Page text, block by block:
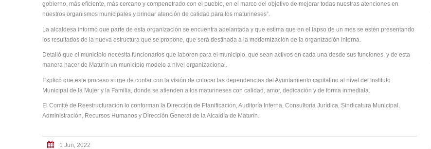
gobierno, más eficiente, más cercano y compenetrado con el pueblo, en el marco del objetivo de mejorar todas nuestras atenciones en
nuestros organismos municipales y brindar atención de calidad para los maturineses”.
La alcaldesa informó que parte de esta organización se encuentra adelantada y que estima que en el lapso de un mes se estén presentando
los resultados de la nueva estructura que se propone, que será destinada a la modernización de la organización interna.
Detalló que el municipio necesita funcionarios que laboren para el municipio, que sean activos en cada una desde sus funciones, y de esta
manera hacer de Maturín un municipio modelo a nivel organizacional.
Explicó que este proceso surge de contar con la visión de colocar las dependencias del Ayuntamiento capitalino al nivel del Instituto
Municipal de la Mujer y la Familia, donde se atienden a los maturineses con calidad, amor, dedicación y de forma inmediata.
El Comité de Reestructuración lo conforman la Dirección de Planificación, Auditoría Interna, Consultoría Jurídica, Sindicatura Municipal,
Administración, Recursos Humanos y Dirección General de la Alcaldía de Maturín.
1 Jun, 2022